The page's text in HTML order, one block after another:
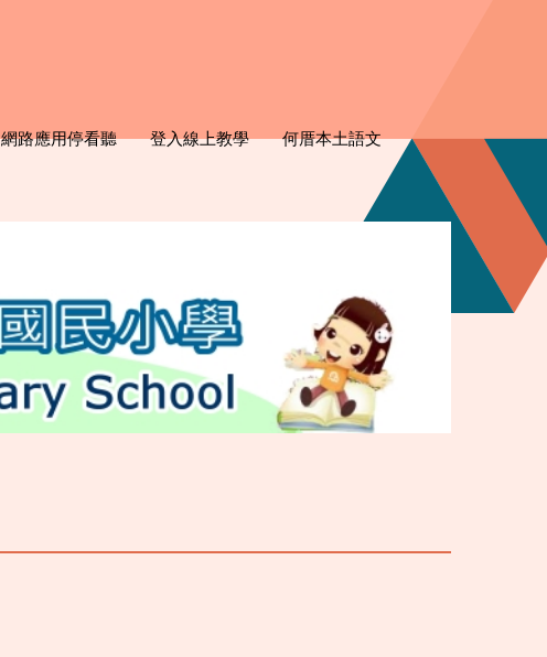
網路應用停看聽 登入線上教學 何厝本土語文